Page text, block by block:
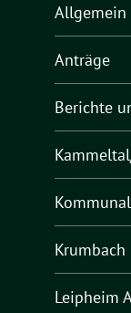
Allgemein
Anträge
Berichte
Krumbach
Leipheim